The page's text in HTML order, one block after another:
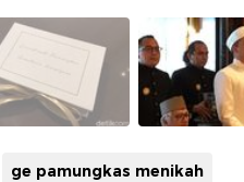
ge pamungkas menikah